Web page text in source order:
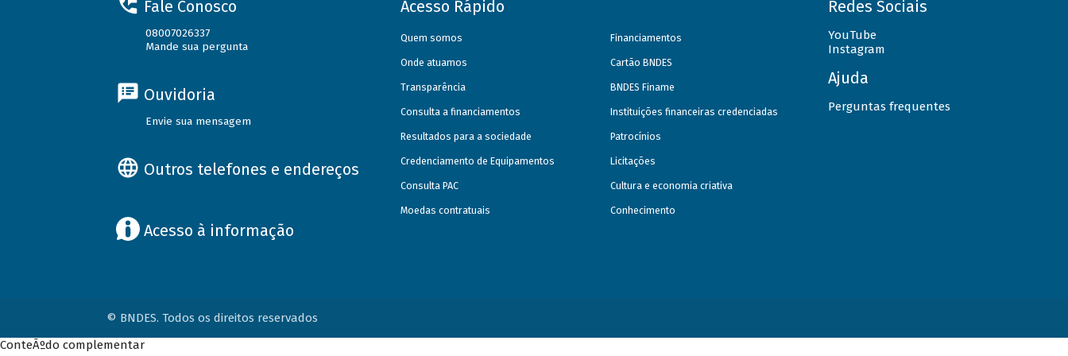
Fale Conosco
08007026337
Mande sua pergunta
Ouvidoria
Envie sua mensagem
Outros telefones e endereços
Acesso à informação
Acesso Rápido
Quem somos
Onde atuamos
Transparência
Consulta a financiamentos
Resultados para a sociedade
Credenciamento de Equipamentos
Consulta PAC
Moedas contratuais
Financiamentos
Cartão BNDES
BNDES Finame
Instituições financeiras credenciadas
Patrocínios
Licitações
Cultura e economia criativa
Conhecimento
Redes Sociais
YouTube
Instagram
Ajuda
Perguntas frequentes
© BNDES. Todos os direitos reservados
ConteÃºdo complementar